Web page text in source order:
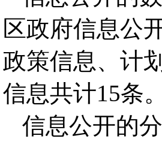
区政府信息公
政策信息、计
信息共计15条
信息公开的